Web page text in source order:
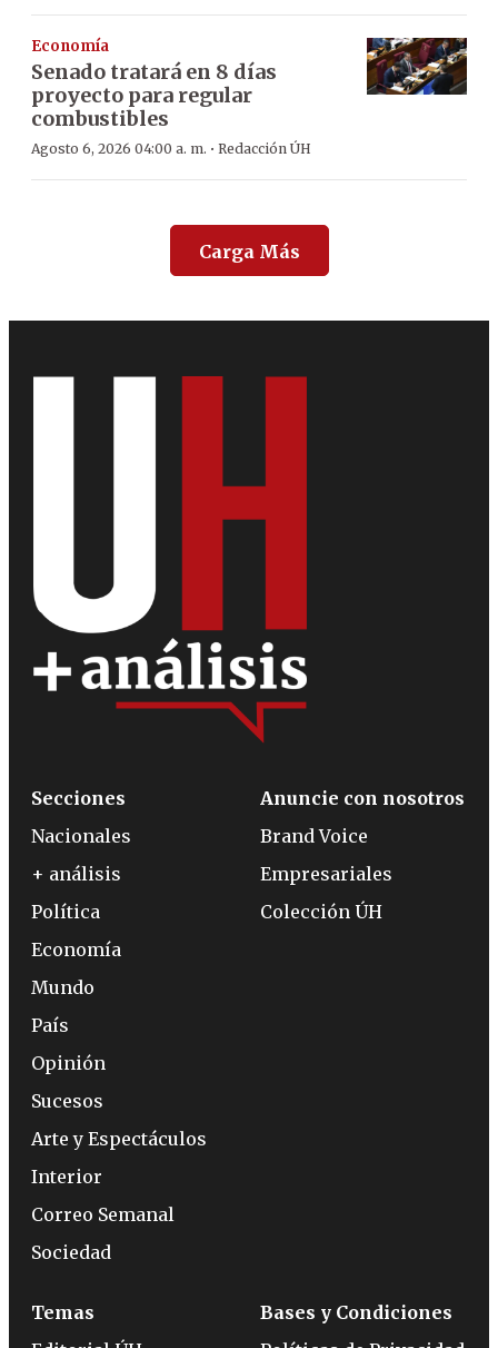
Economía
Senado tratará en 8 días
proyecto para regular
combustibles
Agosto 6, 2026 04:00 a. m. · Redacción ÚH
Carga Más
Secciones
Nacionales
+ análisis
Política
Economía
Mundo
País
Opinión
Sucesos
Arte y Espectáculos
Interior
Correo Semanal
Sociedad
Anuncie con nosotros
Brand Voice
Empresariales
Colección ÚH
Temas
Bases y Condiciones